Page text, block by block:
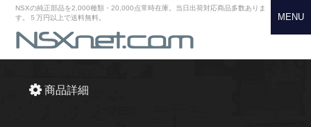
NSXの純正部品を2,000種類・20,000点常時在庫。当日出荷対応商品多数ありま
す。５万円以上で送料無料。
MENU
商品詳細